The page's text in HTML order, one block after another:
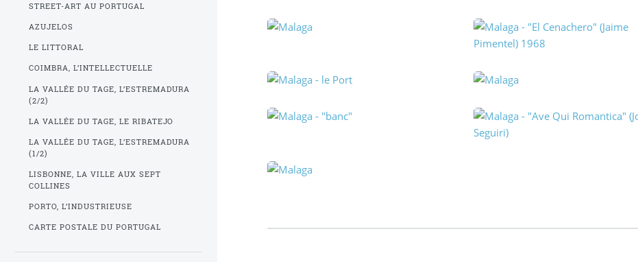
STREET-ART AU PORTUGAL
AZUJELOS
LE LITTORAL
COIMBRA, L’INTELLECTUELLE
LA VALLÉE DU TAGE, L’ESTREMADURA
(2/2)
LA VALLÉE DU TAGE, LE RIBATEJO
LA VALLÉE DU TAGE, L’ESTREMADURA
(1/2)
LISBONNE, LA VILLE AUX SEPT
COLLINES
PORTO, L’INDUSTRIEUSE
CARTE POSTALE DU PORTUGAL